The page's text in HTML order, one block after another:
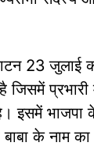
23
जिसमें
है। इसमें
के नाम